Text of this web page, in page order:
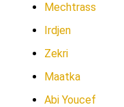
Mechtrass
Irdjen
Zekri
Maatka
Abi Youcef